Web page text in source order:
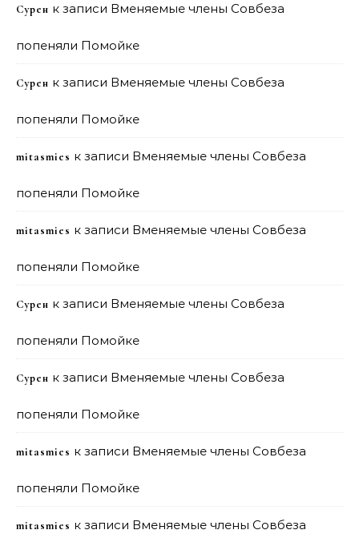
Сурен к записи Вменяемые члены Совбеза
попеняли Помойке
Сурен к записи Вменяемые члены Совбеза
попеняли Помойке
mitasmies к записи Вменяемые члены Совбеза
попеняли Помойке
mitasmies к записи Вменяемые члены Совбеза
попеняли Помойке
Сурен к записи Вменяемые члены Совбеза
попеняли Помойке
Сурен к записи Вменяемые члены Совбеза
попеняли Помойке
mitasmies к записи Вменяемые члены Совбеза
попеняли Помойке
mitasmies к записи Вменяемые члены Совбеза